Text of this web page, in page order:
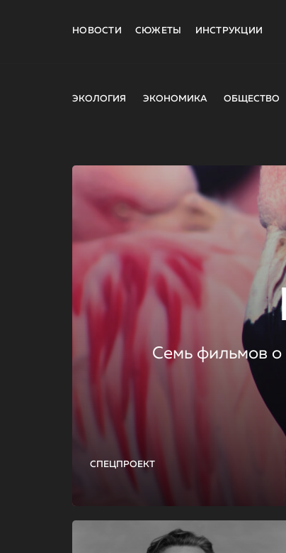
НОВОСТИ СЮЖЕТЫ ИНСТРУКЦИИ
ЭКОЛОГИЯ ЭКОНОМИКА ОБЩЕСТВО
СПЕЦПРОЕКТ
Семь фильмов о